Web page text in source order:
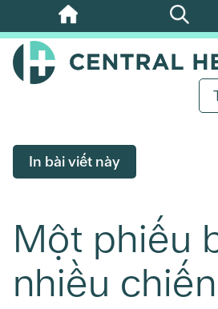
Bỏ
qua
nội
In bài viết này
Một phiếu
nhiều